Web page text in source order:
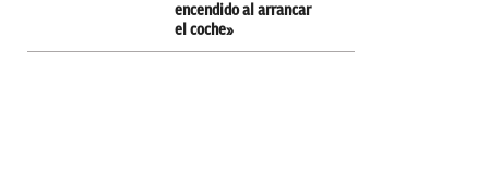
encendido al arrancar
el coche»